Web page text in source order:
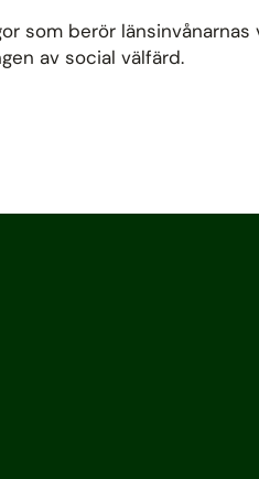
som berör
av social välfärd.